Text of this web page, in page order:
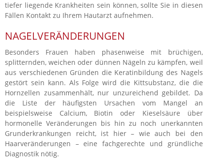
tiefer liegende Krankheiten sein können, sollte Sie in diesen
Fällen Kontakt zu Ihrem Hautarzt aufnehmen.
NAGELVERÄNDERUNGEN
Besonders Frauen haben phasenweise mit brüchigen,
splitternden, weichen oder dünnen Nägeln zu kämpfen, weil
aus verschiedenen Gründen die Keratinbildung des Nagels
gestört sein kann. Als Folge wird die Kittsubstanz, die die
Hornzellen zusammenhält, nur unzureichend gebildet. Da
die Liste der häufigsten Ursachen vom Mangel an
beispielsweise Calcium, Biotin oder Kieselsäure über
hormonelle Veränderungen bis hin zu noch unerkannten
Grunderkrankungen reicht, ist hier – wie auch bei den
Haarveränderungen – eine fachgerechte und gründliche
Diagnostik nötig.